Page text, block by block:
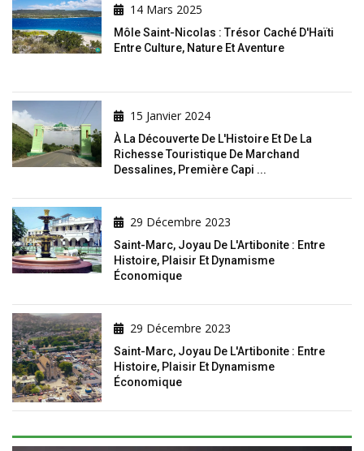
14 Mars 2025
Môle Saint-Nicolas : Trésor Caché D'Haïti
Entre Culture, Nature Et Aventure
15 Janvier 2024
À La Découverte De L'Histoire Et De La
Richesse Touristique De Marchand
Dessalines, Première Capi ...
29 Décembre 2023
Saint-Marc, Joyau De L'Artibonite : Entre
Histoire, Plaisir Et Dynamisme
Économique
29 Décembre 2023
Saint-Marc, Joyau De L'Artibonite : Entre
Histoire, Plaisir Et Dynamisme
Économique